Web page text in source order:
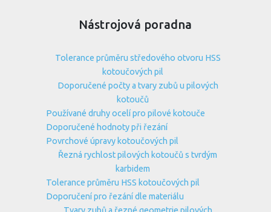
Nástrojová poradna
Tolerance průměru středového otvoru HSS
kotoučových pil
Doporučené počty a tvary zubů u pilových
kotoučů
Používané druhy ocelí pro pilové kotouče
Doporučené hodnoty při řezání
Povrchové úpravy kotoučových pil
Řezná rychlost pilových kotoučů s tvrdým
karbidem
Tolerance průměru HSS kotoučových pil
Doporučení pro řezání dle materiálu